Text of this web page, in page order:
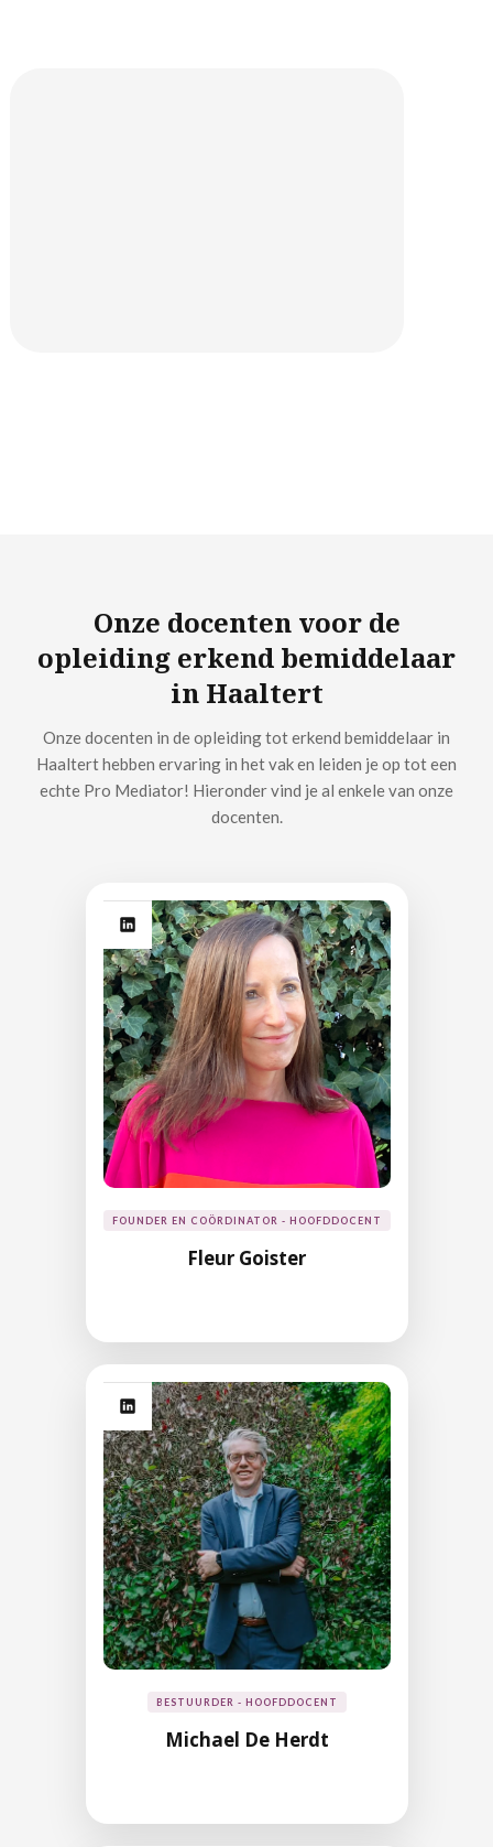
Onze docenten voor de
opleiding erkend bemiddelaar
in Haaltert
Onze docenten in de opleiding tot erkend bemiddelaar in
Haaltert hebben ervaring in het vak en leiden je op tot een
echte Pro Mediator! Hieronder vind je al enkele van onze
docenten.
FOUNDER EN COÖRDINATOR - HOOFDDOCENT
Fleur Goister
BESTUURDER - HOOFDDOCENT
Michael De Herdt